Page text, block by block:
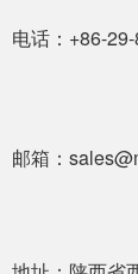
电话：+86-
邮箱：